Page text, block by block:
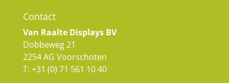
Contact
Van Raalte Displays BV
Dobbeweg 21
2254 AG Voorschoten
T: +31 (0) 71 561 10 40